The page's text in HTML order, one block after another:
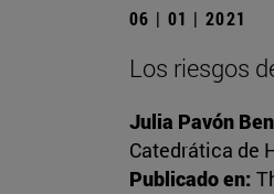
06 | 01 | 2021
Los riesgos
Julia Pavón
Catedrática de
Publicado en: